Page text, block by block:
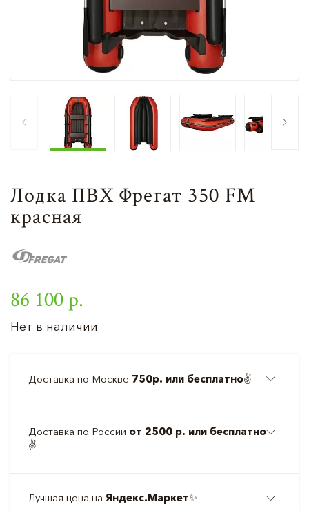
Лодка ПВХ Фрегат 350 FM
красная
86 100 р.
Нет в наличии
Доставка по Москве 750р. или бесплатно✌️
Доставка по России от 2500 р. или бесплатно
✌️
Лучшая цена на Яндекс.Маркет✨